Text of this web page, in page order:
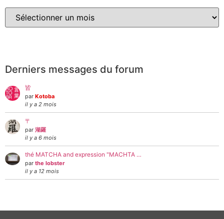
Derniers messages du forum
皆
par Kotoba
il y a 2 mois
〒
par 湖羅
il y a 6 mois
thé MATCHA and expression "MACHTA …
par the lobster
il y a 12 mois